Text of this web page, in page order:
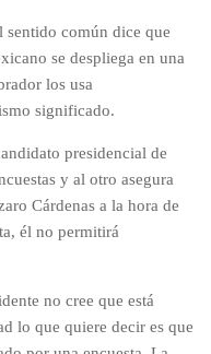
sentido común dice que
se despliega en una
los usa
significado.
presidencial de
y al otro asegura
Cárdenas a la hora de
él no permitirá
no cree que está
lo que quiere decir es que